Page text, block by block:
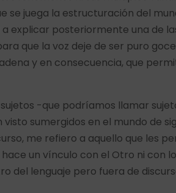
juega la estructuración del
explicar posteriormente una de
que la voz deje de ser puro
y en consecuencia, que
-que podríamos llamar
sumergidos en el mundo de
me refiero a aquello que les
un vínculo con el Otro ni con
del lenguaje pero fuera de